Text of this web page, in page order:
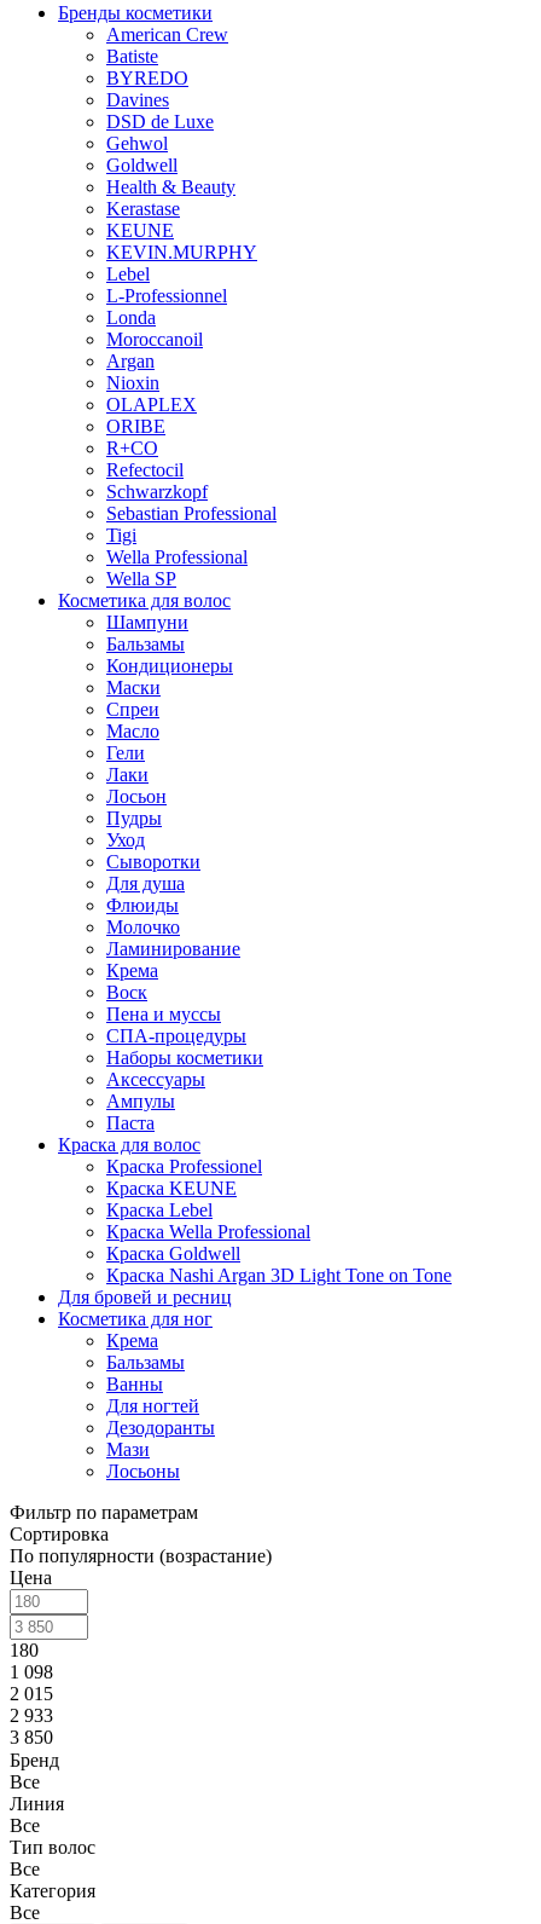
Бренды косметики
American Crew
Batiste
BYREDO
Davines
DSD de Luxe
Gehwol
Goldwell
Health & Beauty
Kerastase
KEUNE
KEVIN.MURPHY
Lebel
L-Professionnel
Londa
Moroccanoil
Argan
Niохin
OLAPLEX
ORIBE
R+CO
Refectocil
Schwarzkopf
Sebastian Professional
Tigi
Wella Professional
Wella SP
Косметика для волос
Шампуни
Бальзамы
Кондиционеры
Маски
Спреи
Масло
Гели
Лаки
Лосьон
Пудры
Уход
Сыворотки
Для душа
Флюиды
Молочко
Ламинирование
Крема
Воск
Пена и муссы
СПА-процедуры
Наборы косметики
Аксессуары
Ампулы
Паста
Краска для волос
Краска Professionel
Краска KEUNE
Краска Lebel
Краска Wella Professional
Краска Goldwell
Краска Nashi Argan 3D Light Tone on Tone
Для бровей и ресниц
Косметика для ног
Крема
Бальзамы
Ванны
Для ногтей
Дезодоранты
Мази
Лосьоны
Фильтр по параметрам
Сортировка
По популярности (возрастание)
Цена
180
1 098
2 015
2 933
3 850
Бренд
Все
Линия
Все
Тип волос
Все
Категория
Все